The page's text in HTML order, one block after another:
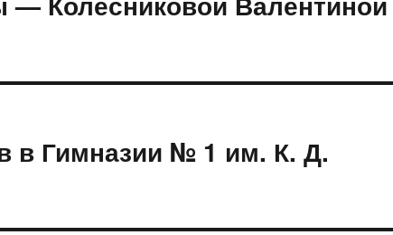
в Гимназии № 1 им. К. Д.